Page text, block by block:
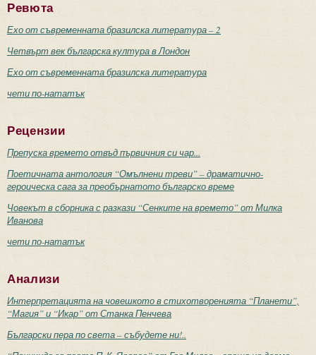
Ревюта
Ехо от съвременната бразилска литература – 2
Четвърт век българска култура в Лондон
Ехо от съвременната бразилска литература
чети по-нататък
Рецензии
Препуска времето отвъд първичния си чар...
Поетичната антология “Омълнени треви” – драматично-
героическа сага за преобърнатото българско време
Човекът в сборника с разкази “Сенките на времето” от Милка
Иванова
чети по-нататък
Анализи
Интерпретацията на човешкото в стихотворенията “Планети”,
“Магия” и “Икар” от Станка Пенчева
Български пера по света – събудете ни!..